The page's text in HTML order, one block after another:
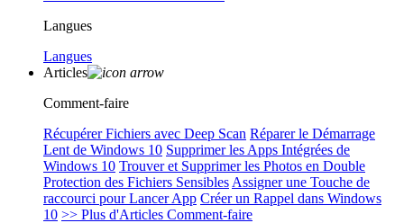
Langues
Langues
Articles
Comment-faire
Récupérer Fichiers avec Deep Scan Réparer le Démarrage
Lent de Windows 10 Supprimer les Apps Intégrées de
Windows 10 Trouver et Supprimer les Photos en Double
Protection des Fichiers Sensibles Assigner une Touche de
raccourci pour Lancer App Créer un Rappel dans Windows
10 >> Plus d'Articles Comment-faire